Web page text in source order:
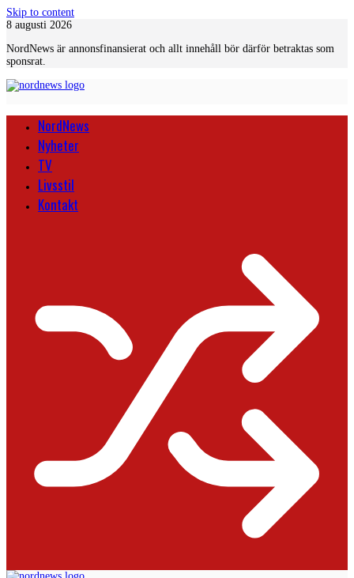
Skip to content
8 augusti 2026
NordNews är annonsfinansierat och allt innehåll bör därför betraktas som
sponsrat.
NordNews
Nyheter
TV
Livsstil
Kontakt